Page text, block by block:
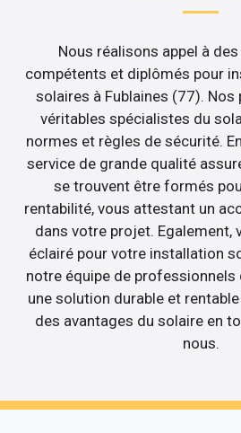
Nous réalisons appel à
compétents et diplômés pour
solaires à Fublaines (77).
véritables spécialistes du
normes et règles de sécurité.
service de grande qualité
se trouvent être formés
rentabilité, vous attestant un
dans votre projet. Egalement,
éclairé pour votre installation
notre équipe de
une solution durable et
des avantages du solaire en
nous.